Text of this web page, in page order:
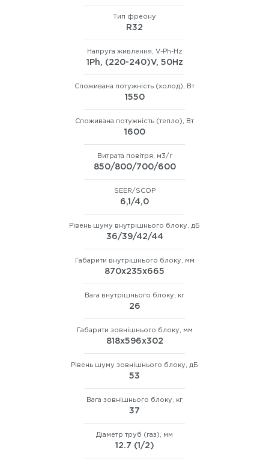
Тип фреону
R32
Напруга живлення, V-Ph-Hz
1Ph, (220-240)V, 50Hz
Споживана потужність (холод), Вт
1550
Споживана потужність (тепло), Вт
1600
Витрата повітря, м3/г
850/800/700/600
SEER/SCOP
6,1/4,0
Рівень шуму внутрішнього блоку, дБ
36/39/42/44
Габарити внутрішнього блоку, мм
870х235х665
Вага внутрішнього блоку, кг
26
Габарити зовнішнього блоку, мм
818х596х302
Рівень шуму зовнішнього блоку, дБ
53
Вага зовнішнього блоку, кг
37
Діаметр труб (газ), мм
12.7 (1/2)